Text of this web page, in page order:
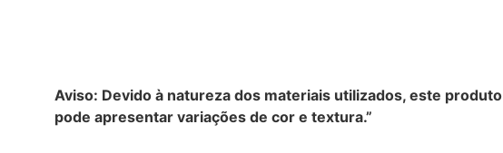
Aviso: Devido à natureza dos materiais utilizados, este produto
pode apresentar variações de cor e textura.”